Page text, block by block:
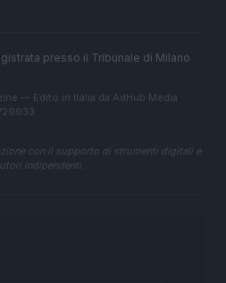
presso il Tribunale di Milano
— Edito in Italia da AdHub Media
con il supporto di strumenti digitali e
indipendenti.